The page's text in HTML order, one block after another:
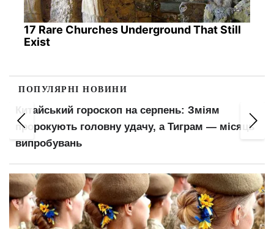
17 Rare Churches Underground That Still
Exist
ПОПУЛЯРНІ НОВИНИ
на серпень: Зміям
удачу, а Тиграм — місяць
Пенсіонери відчують
ПФУ оновив важливий